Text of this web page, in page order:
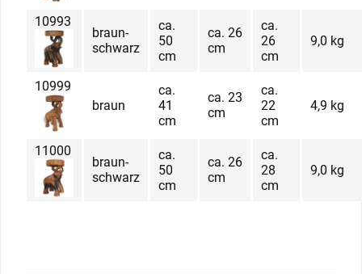
10993
braun-
schwarz
ca.
50
cm
ca. 26
cm
ca.
26
cm
9,0 kg
10999
braun
ca.
41
cm
ca. 23
cm
ca.
22
cm
4,9 kg
11000
braun-
schwarz
ca.
50
cm
ca. 26
cm
ca.
28
cm
9,0 kg